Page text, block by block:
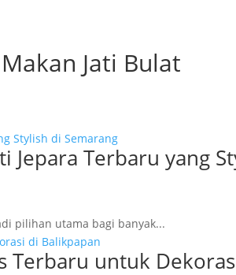
Jati Bulat
Jepara Terbaru yang
pilihan utama bagi banyak...
Terbaru untuk